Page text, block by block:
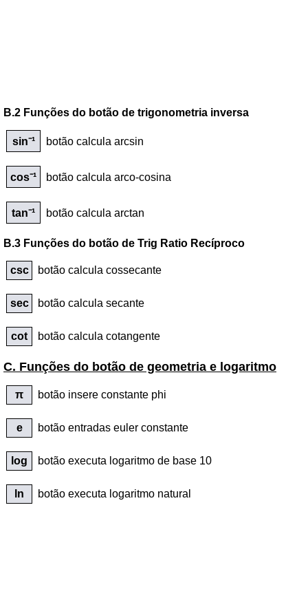
B.2 Funções do botão de trigonometria inversa
sin⁻¹ botão calcula arcsin
cos⁻¹ botão calcula arco-cosina
tan⁻¹ botão calcula arctan
B.3 Funções do botão de Trig Ratio Recíproco
csc botão calcula cossecante
sec botão calcula secante
cot botão calcula cotangente
C. Funções do botão de geometria e logaritmo
π botão insere constante phi
e botão entradas euler constante
log botão executa logaritmo de base 10
ln botão executa logaritmo natural